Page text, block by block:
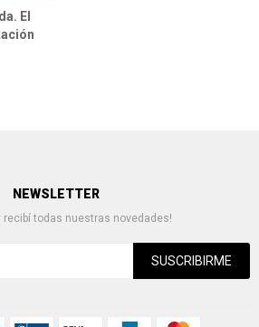
El
NEWSLETTER
recibí todas nuestras novedades!
SUSCRIBIRME